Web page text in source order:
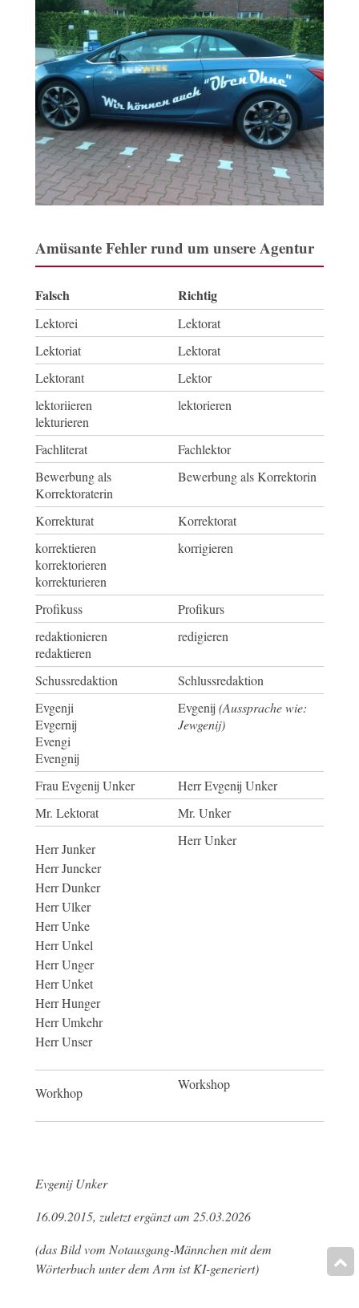
Amüsante Fehler rund um unsere Agentur
Falsch Richtig
Lektorei
Lektorat
Lektoriat
Lektorat
Lektorant
Lektor
lektoriieren
lekturieren
lektorieren
Fachliterat
Fachlektor
Bewerbung als
Korrektoraterin
Bewerbung als Korrektorin
Korrekturat
Korrektorat
korrektieren
korrektorieren
korrekturieren
korrigieren
Profikuss
Profikurs
redaktionieren
redaktieren
redigieren
Schussredaktion
Schlussredaktion
Evgenji
Evgernij
Evengi
Evengnij
Evgenij (Aussprache wie:
Jewgenij)
Frau Evgenij Unker
Herr Evgenij Unker
Mr. Lektorat
Mr. Unker
Herr Junker
Herr Juncker
Herr Dunker
Herr Ulker
Herr Unke
Herr Unkel
Herr Unger
Herr Unket
Herr Hunger
Herr Umkehr
Herr Unser
Herr Unker
Workhop
Workshop
Evgenij Unker
16.09.2015, zuletzt ergänzt am 25.03.2026
(das Bild vom Notausgang-Männchen mit dem
Wörterbuch unter dem Arm ist KI-generiert)